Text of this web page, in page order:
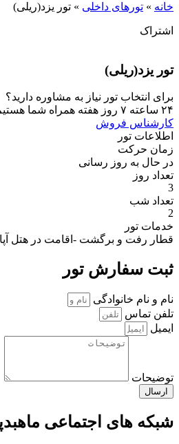
خانه » تورهای داخلی » تور یزد(ریلی)
اشتراک
تور یزد(ریلی)
برای انتخاب تور نیاز به مشاوره دارید؟‌‌
۲۴ ساعته ۷ روز هفته همراه شما هستیم‌
کارشناس فروش
اطلاعات تور
زمان حرکت
در حال به روز رسانی
تعداد روز
3
تعداد شب
2
خدمات تور
قطار رفت و برگشت -اقامت در هتل
ثبت سفارش تور
نام و نام خانوادگی
تلفن تماس
ایمیل
توضیحات
ارسال
شبکه های اجتماعی